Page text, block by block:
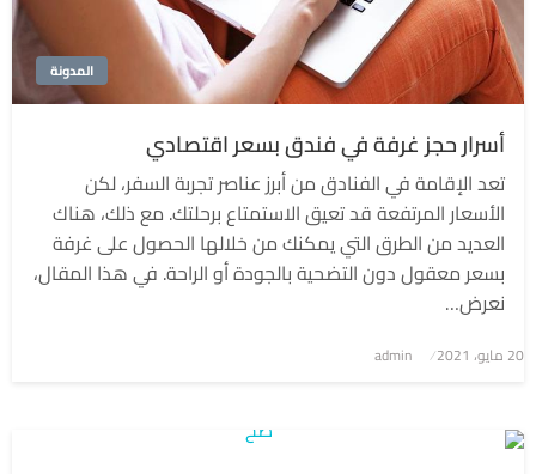
المدونة
أسرار حجز غرفة في فندق بسعر اقتصادي
تعد الإقامة في الفنادق من أبرز عناصر تجربة السفر، لكن
الأسعار المرتفعة قد تعيق الاستمتاع برحلتك. مع ذلك، هناك
العديد من الطرق التي يمكنك من خلالها الحصول على غرفة
بسعر معقول دون التضحية بالجودة أو الراحة. في هذا المقال،
نعرض…
نُشر
20 مايو، 2021 admin